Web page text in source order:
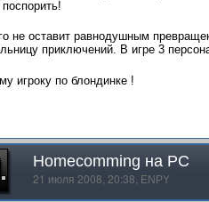
не оставит равнодушным
приключений. В игре 3
игроку по блондинке !
Homecomming на PC
21 июля 2008, 20:38, ENPY